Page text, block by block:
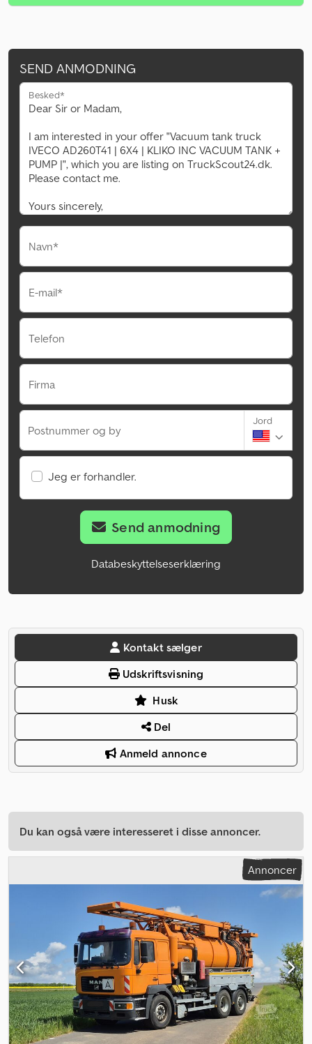
SEND ANMODNING
Besked*
Navn*
E-mail*
Telefon
Firma
Postnummer og by
Jord
Jeg er forhandler.
Send anmodning
Databeskyttelseserklæring
Kontakt sælger
Udskriftsvisning
Husk
Del
Anmeld annonce
Du kan også være interesseret i disse annoncer.
Annoncer